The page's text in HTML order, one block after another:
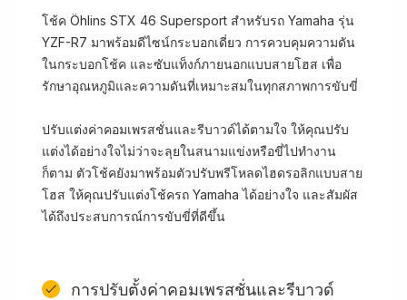
โช้ค Öhlins STX 46 Supersport สำหรับรถ Yamaha รุ่น
YZF-R7 มาพร้อมดีไซน์กระบอกเดี่ยว การควบคุมความดัน
ในกระบอกโช้ค และซับแท็งก์ภายนอกแบบสายโฮส เพื่อ
รักษาอุณหภูมิและความดันที่เหมาะสมในทุกสภาพการขับขี่
ปรับแต่งค่าคอมเพรสชั่นและรีบาวด์ได้ตามใจ ให้คุณปรับ
แต่งได้อย่างใจไม่ว่าจะลุยในสนามแข่งหรือขี่ไปทำงาน
ก็ตาม ตัวโช้คยังมาพร้อมตัวปรับพรีโหลดไฮดรอลิกแบบสาย
โฮส ให้คุณปรับแต่งโช้ครถ Yamaha ได้อย่างใจ และสัมผัส
ได้ถึงประสบการณ์การขับขี่ที่ดีขึ้น
การปรับตั้งค่าคอมเพรสชั่นและรีบาวด์